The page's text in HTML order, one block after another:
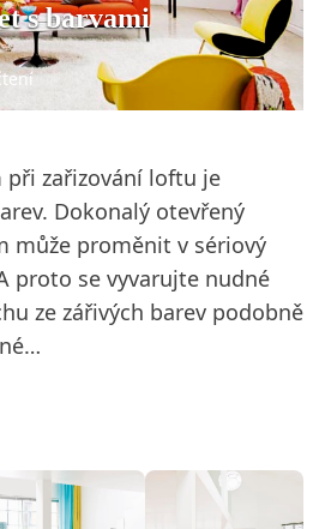
s barvami
při zařizování loftu je
Dokonalý otevřený
může proměnit v sériový
proto se vyvarujte nudné
ze zářivých barev podobně